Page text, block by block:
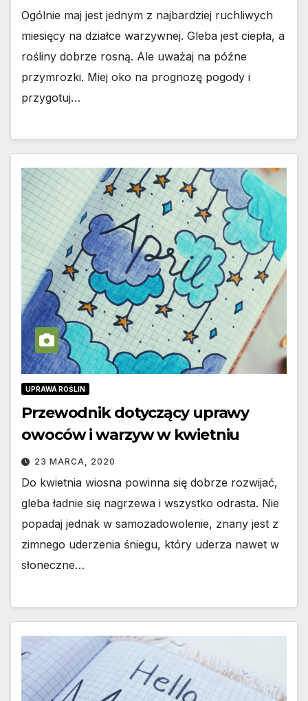
Ogólnie maj jest jednym z najbardziej ruchliwych
miesięcy na działce warzywnej. Gleba jest ciepła, a
rośliny dobrze rosną. Ale uważaj na późne
przymrozki. Miej oko na prognozę pogody i
przygotuj…
UPRAWA ROŚLIN
Przewodnik dotyczący uprawy
owoców i warzyw w kwietniu
23 MARCA, 2020
Do kwietnia wiosna powinna się dobrze rozwijać,
gleba ładnie się nagrzewa i wszystko odrasta. Nie
popadaj jednak w samozadowolenie, znany jest z
zimnego uderzenia śniegu, który uderza nawet w
słoneczne…